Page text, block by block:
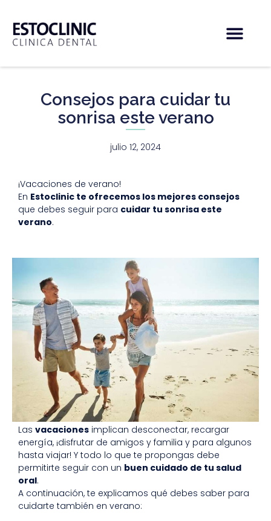
Consejos para cuidar tu
sonrisa este verano
julio 12, 2024
¡Vacaciones de verano!
En Estoclinic te ofrecemos los mejores consejos
que debes seguir para cuidar tu sonrisa este
verano.
Las vacaciones implican desconectar, recargar
energía, ¡disfrutar de amigos y familia y para algunos
hasta viajar! Y todo lo que te propongas debe
permitirte seguir con un buen cuidado de tu salud
oral.
A continuación, te explicamos qué debes saber para
cuidarte también en verano: